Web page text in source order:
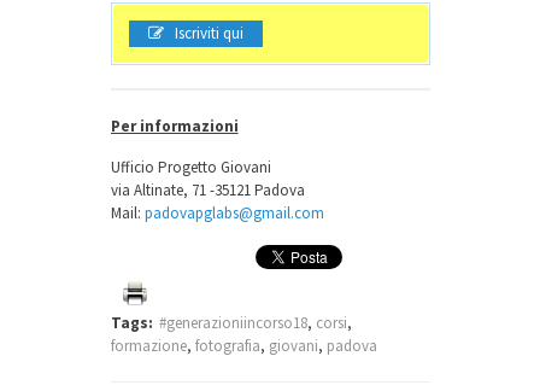
Iscriviti qui
Per informazioni
Ufficio Progetto Giovani
via Altinate, 71 -35121 Padova
Mail: padovapglabs@gmail.com
Tags: #generazioniincorso18, corsi,
formazione, fotografia, giovani, padova